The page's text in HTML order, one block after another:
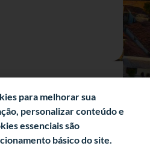
para melhorar sua
personalizar conteúdo e
essenciais são
básico do site.